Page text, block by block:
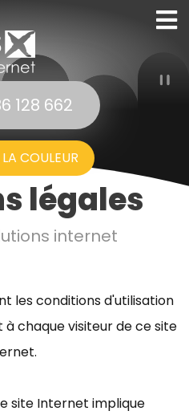
COULEUR
128 662
légales
internet
les conditions d'utilisation
chaque visiteur de ce site
site Internet implique